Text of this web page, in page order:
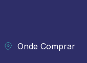
Onde Comprar